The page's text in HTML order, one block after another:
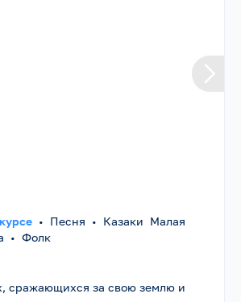
• Песня • Казаки Малая
• Фолк
сражающихся за свою землю и